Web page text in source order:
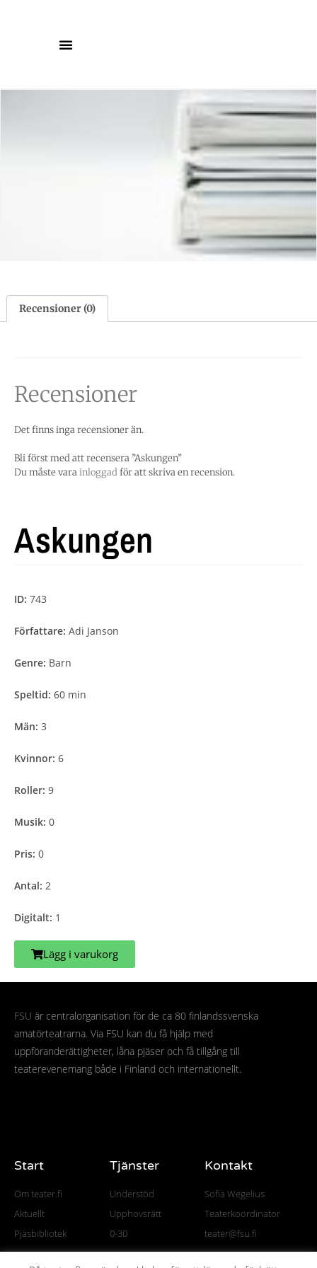
Recensioner (0)
Recensioner
Det finns inga recensioner än.
Bli först med att recensera ”Askungen”
Du måste varainloggadför att skriva en recension.
Askungen
ID: 743
Författare: Adi Janson
Genre: Barn
Speltid: 60 min
Män: 3
Kvinnor: 6
Roller: 9
Musik: 0
Pris: 0
Antal: 2
Digitalt: 1
Lägg i varukorg
FSU är centralorganisation för de ca 80 finlandssvenska
amatörteatrarna. Via FSU kan du få hjälp med
uppföranderättigheter, låna pjäser och få tillgång till
teaterevenemang både i Finland och internationellt.
Start
Om teater.fi
Aktuellt
Pjäsbibliotek
Tjänster
Understöd
Upphovsrätt
0-30
Kontakt
Sofia Wegelius
Teaterkoordinator
teater@fsu.fi